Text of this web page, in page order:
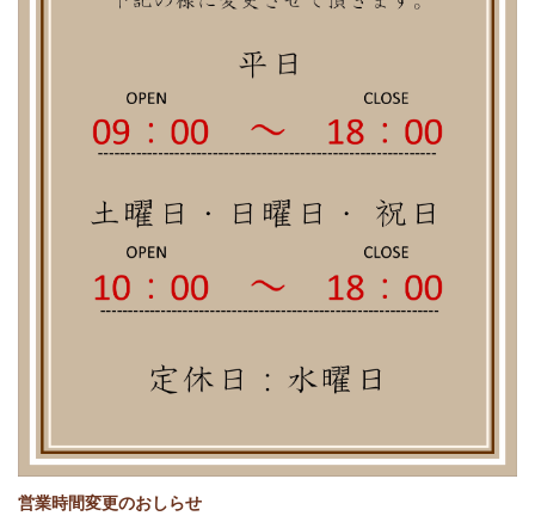
営業時間変更のおしらせ